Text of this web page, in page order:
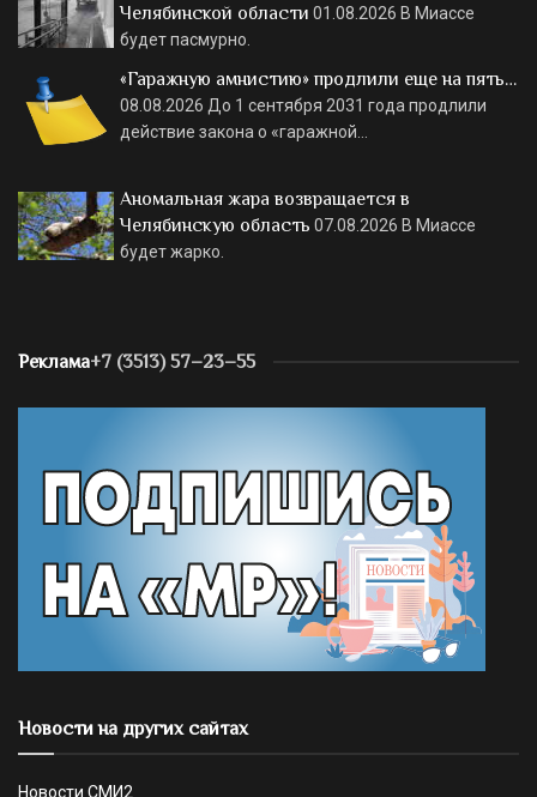
Челябинской области 01.08.2026 В Миассе
будет пасмурно.
«Гаражную амнистию» продлили еще на пять…
08.08.2026 До 1 сентября 2031 года продлили
действие закона о «гаражной…
Аномальная жара возвращается в
Челябинскую область 07.08.2026 В Миассе
будет жарко.
Реклама+7 (3513) 57–23–55
Новости на других сайтах
Новости СМИ2